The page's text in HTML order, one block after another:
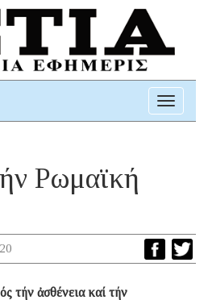
Toggle
Ρωμαϊκή
ἀσθένεια καί τήν